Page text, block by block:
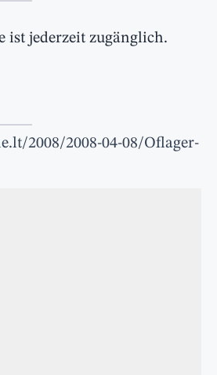
ist jederzeit zugänglich.
2008/2008-04-08/Oflager-